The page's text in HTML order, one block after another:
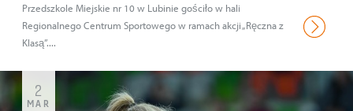
Przedszkole Miejskie nr 10 w Lubinie gościło w hali
Regionalnego Centrum Sportowego w ramach akcji „Ręczna z
Klasą”....
2
MAR